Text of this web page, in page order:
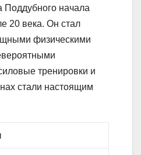
Поддубного начала
20 века. Он стал
физическими
тренировки и
стали настоящим